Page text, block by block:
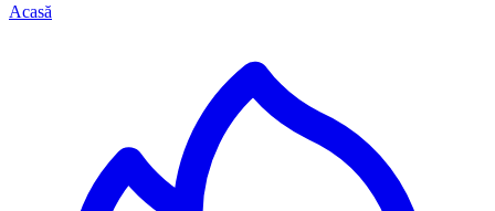
Acasă